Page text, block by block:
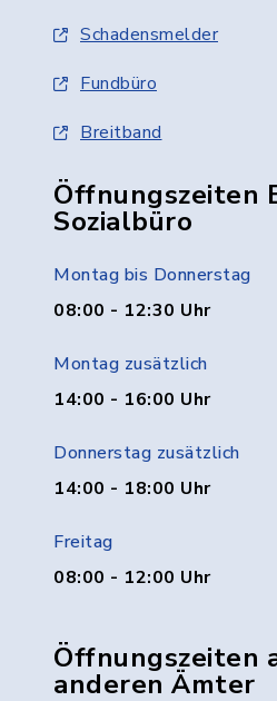
Schadensmelder
Fundbüro
Breitband
Öffnungszeiten
Sozialbüro
Montag bis Donnerstag
08:00 - 12:30 Uhr
Montag zusätzlich
14:00 - 16:00 Uhr
Donnerstag zusätzlich
14:00 - 18:00 Uhr
Freitag
08:00 - 12:00 Uhr
Öffnungszeiten
anderen Ämter